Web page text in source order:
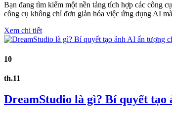
Bạn đang tìm kiếm một nền tảng tích hợp các công
công cụ không chỉ đơn giản hóa việc ứng dụng AI
Xem chi tiết
10
th.11
DreamStudio là gì? Bí quyết